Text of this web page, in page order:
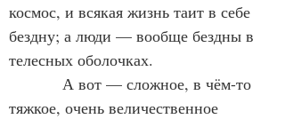
космос, и всякая жизнь таит в себе
бездну; а люди — вообще бездны в
телесных оболочках.
тяжкое, очень величественное